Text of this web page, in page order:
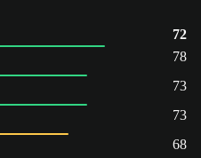
72
78
73
73
68